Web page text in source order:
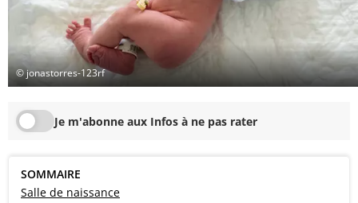
© jonastorres-123rf
Je m'abonne aux Infos à ne pas rater
SOMMAIRE
Salle de naissance